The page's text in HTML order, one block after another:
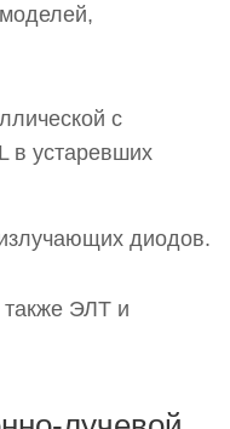
с
в устаревших
диодов.
ЭЛТ и